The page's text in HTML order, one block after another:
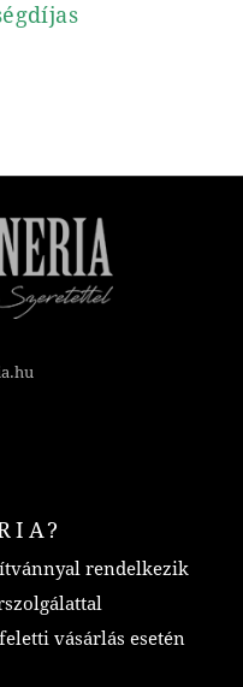
rendelkezik
vásárlás esetén